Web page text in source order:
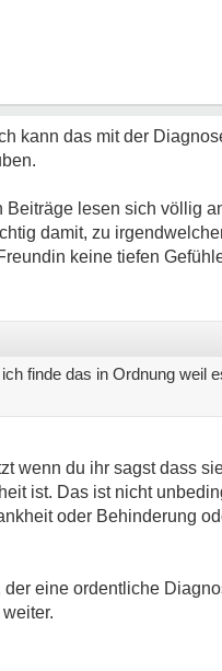
kann das mit der
lesen sich völlig
damit, zu
keine tiefen
finde das in Ordnung weil
wenn du ihr sagst dass
ist. Das ist nicht
oder Behinderung
eine ordentliche